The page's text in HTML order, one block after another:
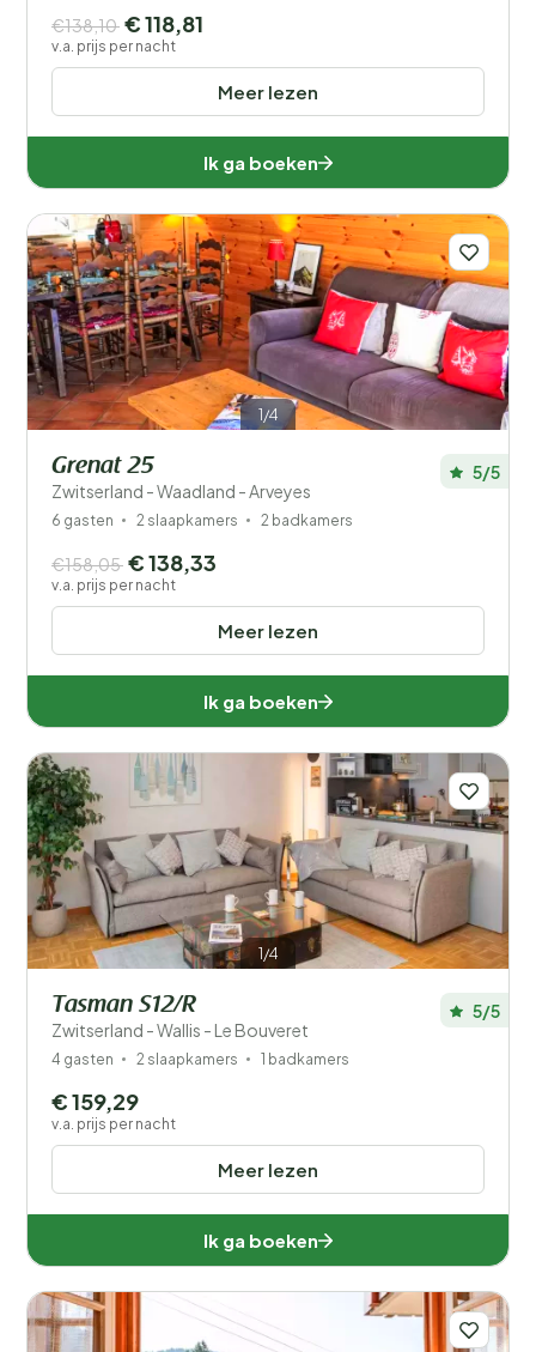
Meer lezen
€138,10 € 118,81
v.a. prijs per nacht
Ik ga boeken
1/4
Grenat 25
Zwitserland - Waadland - Arveyes
5/5
6 gasten 2 slaapkamers 2 badkamers
Meer lezen
€158,05 € 138,33
v.a. prijs per nacht
Ik ga boeken
1/4
Tasman S12/R
Zwitserland - Wallis - Le Bouveret
5/5
4 gasten 2 slaapkamers 1 badkamers
Meer lezen
€ 159,29
v.a. prijs per nacht
Ik ga boeken